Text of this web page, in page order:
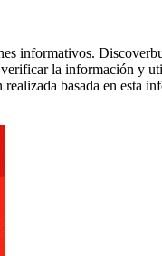
informativos.
la información y
basada en esta